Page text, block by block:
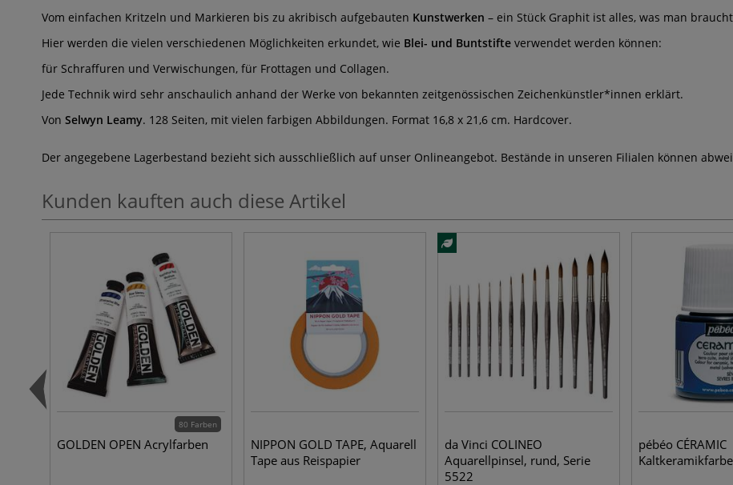
Vom einfachen Kritzeln und Markieren bis zu akribisch aufgebauten Kunstwerken – ein Stück Graphit ist alles, was man
Hier werden die vielen verschiedenen Möglichkeiten erkundet, wie Blei- und Buntstifte verwendet werden können:
für Schraffuren und Verwischungen, für Frottagen und Collagen.
Jede Technik wird sehr anschaulich anhand der Werke von bekannten zeitgenössischen Zeichenkünstler*innen erklärt.
Von Selwyn Leamy. 128 Seiten, mit vielen farbigen Abbildungen. Format 16,8 x 21,6 cm. Hardcover.
Der angegebene Lagerbestand bezieht sich ausschließlich auf unser Onlineangebot. Bestände in unseren Filialen können
Kunden kauften auch diese Artikel
80 Farben
GOLDEN OPEN Acrylfarben
NIPPON GOLD TAPE, Aquarell
Tape aus Reispapier
da Vinci COLINEO
Aquarellpinsel, rund, Serie
5522
pébéo CÉRAMIC
Kaltkeramikfarbe